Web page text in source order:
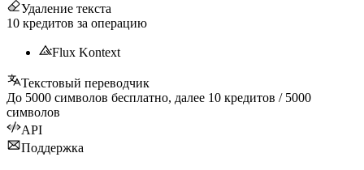
Удаление текста
10 кредитов за операцию
Flux Kontext
Текстовый переводчик
До 5000 символов бесплатно, далее 10 кредитов / 5000
символов
API
Поддержка